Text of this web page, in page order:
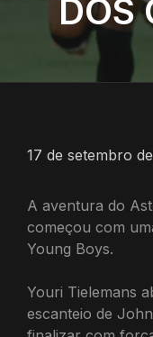
DOS
17 de setembro
A aventura do
começou com
Young Boys.
Youri Tielemans
escanteio de